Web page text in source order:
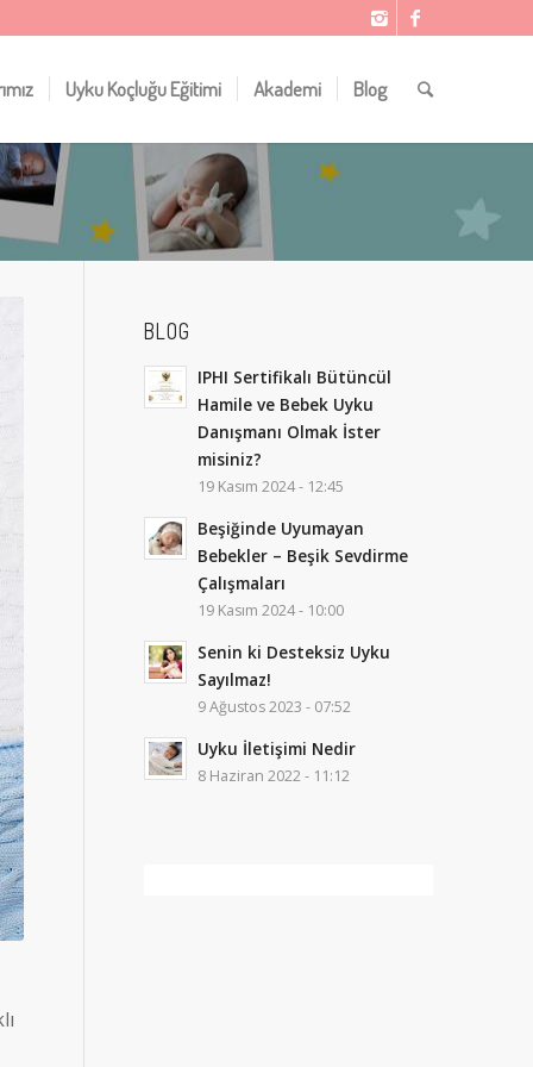
Uyku Koçluğu Eğitimi Akademi Blog
BLOG
IPHI Sertifikalı Bütüncül
Hamile ve Bebek Uyku
Danışmanı Olmak İster
misiniz?
19 Kasım 2024 - 12:45
Beşiğinde Uyumayan
Bebekler – Beşik Sevdirme
Çalışmaları
19 Kasım 2024 - 10:00
Senin ki Desteksiz Uyku
Sayılmaz!
9 Ağustos 2023 - 07:52
Uyku İletişimi Nedir
8 Haziran 2022 - 11:12